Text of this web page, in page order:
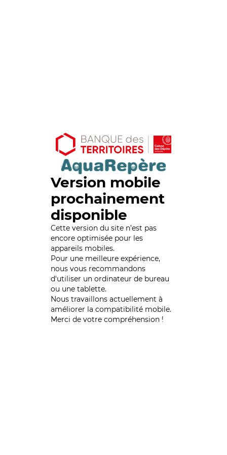
Version mobile
prochainement
disponible
Cette version du site n’est pas
encore optimisée pour les
appareils mobiles.
Pour une meilleure expérience,
nous vous recommandons
d'utiliser un ordinateur de bureau
ou une tablette.
Nous travaillons actuellement à
améliorer la compatibilité mobile.
Merci de votre compréhension !